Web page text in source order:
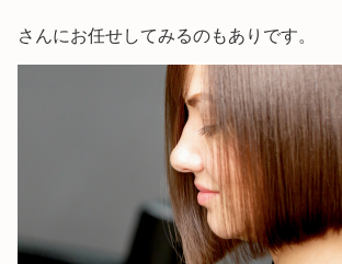
さんにお任せしてみるのもありです。